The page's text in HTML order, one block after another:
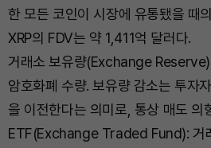
한 모든 코인이 시장에 유통됐을 때
XRP의 FDV는 약 1,411억 달러다.
거래소 보유량(Exchange
암호화폐 수량. 보유량 감소는 투자
을 이전한다는 의미로, 통상 매도 의
ETF(Exchange Traded Fund): 거